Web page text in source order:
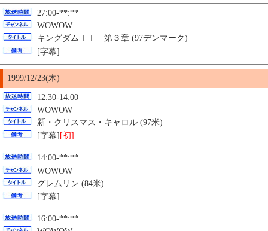
27:00-**:**
WOWOW
キングダムＩＩ 第３章 (97デンマーク)
[字幕]
1999/12/23(木)
12:30-14:00
WOWOW
新・クリスマス・キャロル (97米)
[字幕] [初]
14:00-**:**
WOWOW
グレムリン (84米)
[字幕]
16:00-**:**